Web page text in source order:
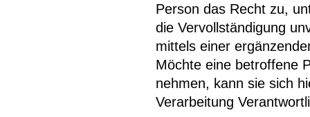
Person das Recht zu,
die Vervollständigung
mittels einer
Möchte eine betroffene
nehmen, kann sie sich
Verarbeitung